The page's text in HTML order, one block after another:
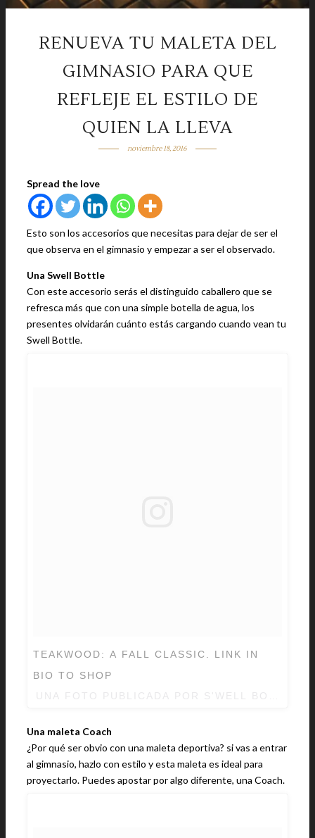
RENUEVA TU MALETA DEL
GIMNASIO PARA QUE
REFLEJE EL ESTILO DE
QUIEN LA LLEVA
noviembre 18, 2016
Spread the love
Esto son los accesorios que necesitas para dejar de ser el
que observa en el gimnasio y empezar a ser el observado.
Una Swell Bottle
Con este accesorio serás el distinguido caballero que se
refresca más que con una simple botella de agua, los
presentes olvidarán cuánto estás cargando cuando vean tu
Swell Bottle.
TEAKWOOD: A FALL CLASSIC. LINK IN
BIO TO SHOP
Una maleta Coach
¿Por qué ser obvio con una maleta deportiva? si vas a entrar
al gimnasio, hazlo con estilo y esta maleta es ideal para
proyectarlo. Puedes apostar por algo diferente, una Coach.